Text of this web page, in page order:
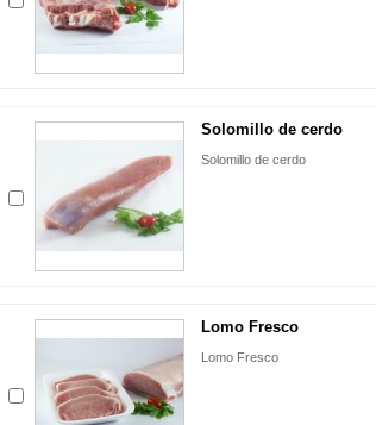
Solomillo de cerdo
Solomillo de cerdo
Lomo Fresco
Lomo Fresco